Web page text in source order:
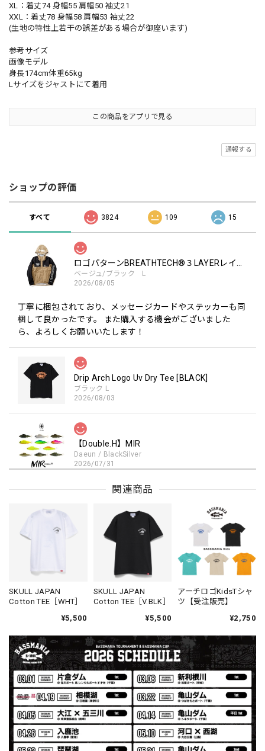
XL：着丈74 身幅55 肩幅50 袖丈21
XXL：着丈78 身幅58 肩幅53 袖丈22
(生地の特性上若干の誤差がある場合が御座います)
参考サイズ
画像モデル
身長174cm体重65kg
Lサイズをジャストにて着用
この商品をアプリで見る
通報する
ショップの評価
すべて 3824 109 15
ベージュ/ブラック L
2026/08/05
丁寧に梱包されており、メッセージカードやステッカーも同
梱して良かったです。 また購入する機会がございました
ら、よろしくお願いいたします！
Drip Arch Logo Uv Dry Tee [BLACK]
ブラック L
2026/08/03
【Double.H】MIR
Daeun / BlackSilver
2026/07/31
MIR届きました。発送まで迅速に対応して頂きありがとうご
2026/07/30
発送も早く着心地最高！！！！ セットアップで短パンも買
えば良かった！！
Logo Sweat Zip Parka [ASH GRY]
アッシュグレー XXL
2026/07/30
夏の早朝 少し肌寒い時一枚羽織りたい時ちょうど良い。
秋 冬 春 中でも外でも、ちょっと良い。厚めの生地がし
っかりしていて、タウンユースでも、気分良く歩けます。
関連商品
SKULL JAPAN
Cotton TEE［WHT］
¥5,500
SKULL JAPAN
Cotton TEE［V.BLK］
¥5,500
アーチロゴKidsTシャ
ツ【受注販売】
¥2,750